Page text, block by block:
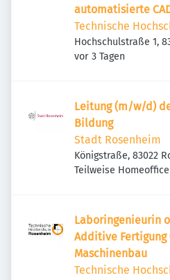
automatisierte
Technische
Hochschulstraße 1,
Deutschland
Veröffentlicht
vor 3 Tagen
Leitung (m/w/d)
Bildung
Stadt Rosenheim
Königstraße, 83022
Teilweise Homeoffice
Laboringenieurin
Additive
Maschinenbau
Technische